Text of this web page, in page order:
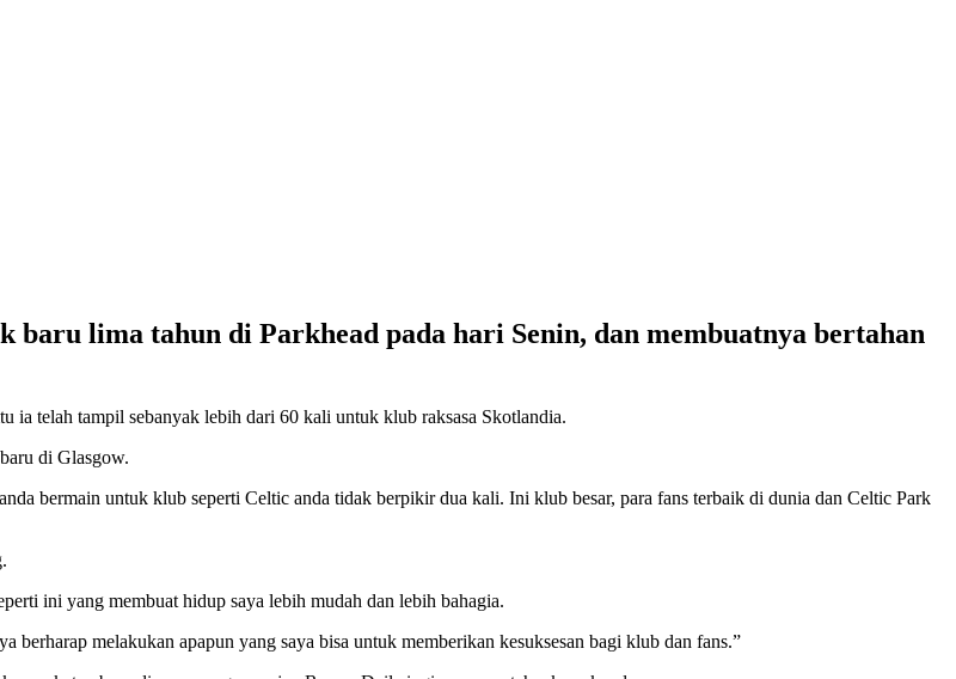
lima tahun di Parkhead pada hari Senin, dan membuatnya bertahan
ia telah tampil sebanyak lebih dari 60 kali untuk klub raksasa Skotlandia.
di Glasgow.
bermain untuk klub seperti Celtic anda tidak berpikir dua kali. Ini klub besar, para fans terbaik di dunia dan Celtic Park
ini yang membuat hidup saya lebih mudah dan lebih bahagia.
berharap melakukan apapun yang saya bisa untuk memberikan kesuksesan bagi klub dan fans.”